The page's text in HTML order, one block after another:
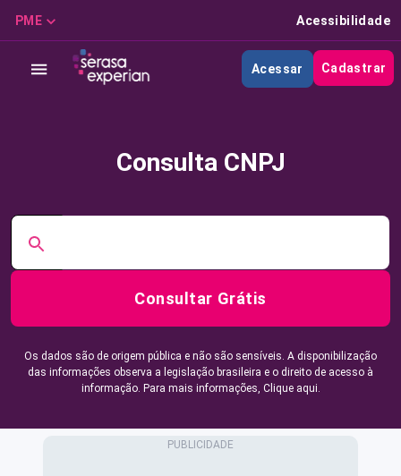
PME Acessibilidade
Acessar Cadastrar
Consulta CNPJ
Consultar Grátis
Os dados são de origem pública e não são sensíveis. A disponibilização
das informações observa a legislação brasileira e o direito de acesso à
informação. Para mais informações, Clique aqui.